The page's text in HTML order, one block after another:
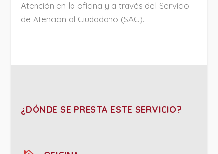
Atención en la oficina y a través del Servicio
de Atención al Ciudadano (SAC).
¿DÓNDE SE PRESTA ESTE SERVICIO?